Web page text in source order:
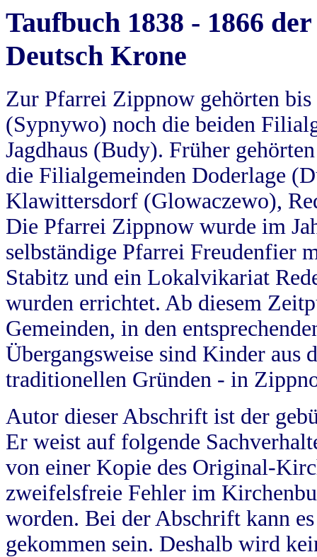
Taufbuch 1838 - 1866
Deutsch Krone
Zur Pfarrei Zippnow gehörten
(Sypnywo) noch die beiden
Jagdhaus (Budy). Früher
die Filialgemeinden Doderlage
Klawittersdorf (Glowaczewo),
Die Pfarrei Zippnow wurde im
selbständige Pfarrei Freudenfier
Stabitz und ein Lokalvikariat
wurden errichtet. Ab diesem
Gemeinden, in den
Übergangsweise sind Kinder aus
traditionellen Gründen - in
Autor dieser Abschrift ist der
Er weist auf folgende
von einer Kopie des Original-
zweifelsfreie Fehler im
worden. Bei der Abschrift kann
gekommen sein. Deshalb wird